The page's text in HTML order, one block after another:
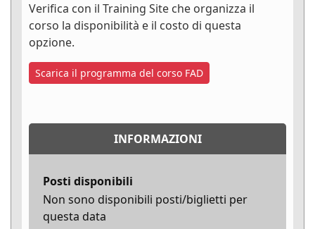
Verifica con il Training Site che organizza il
corso la disponibilità e il costo di questa
opzione.
Scarica il programma del corso FAD
INFORMAZIONI
Posti disponibili
Non sono disponibili posti/biglietti per
questa data